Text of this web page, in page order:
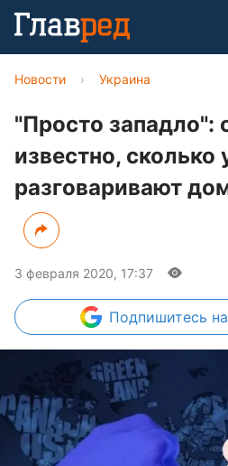
Новости › Украина
"Просто западло":
известно, сколько
разговаривают
3 февраля 2020, 17:37
Подпишитесь